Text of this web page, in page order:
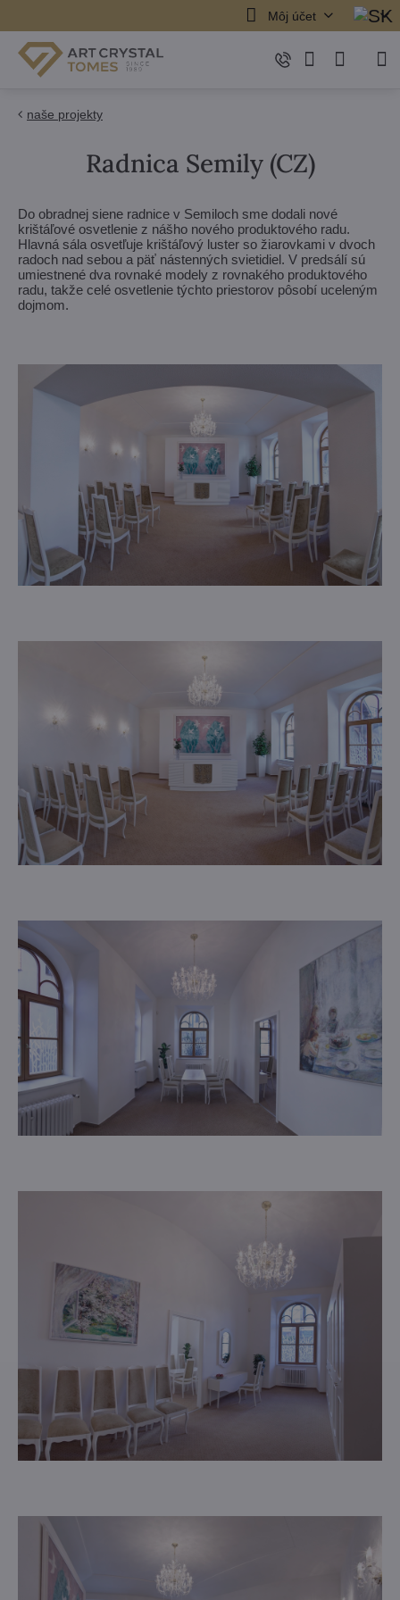
Môj účet
naše projekty
Radnica Semily (CZ)
Do obradnej siene radnice v Semiloch sme dodali nové
krištáľové osvetlenie z nášho nového produktového radu.
Hlavná sála osvetľuje krištáľový luster so žiarovkami v dvoch
radoch nad sebou a päť nástenných svietidiel. V predsálí sú
umiestnené dva rovnaké modely z rovnakého produktového
radu, takže celé osvetlenie týchto priestorov pôsobí uceleným
dojmom.